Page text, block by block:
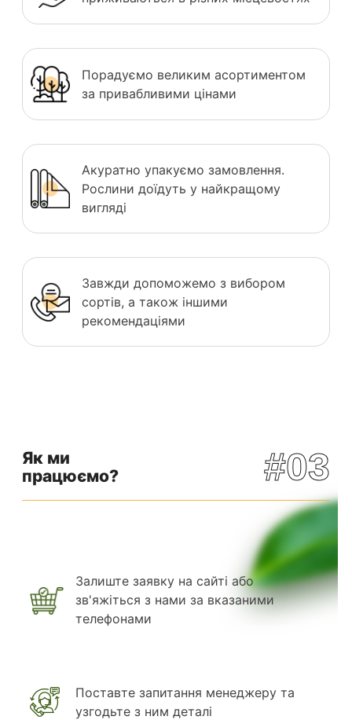
Порадуємо великим асортиментом
за привабливими цінами
Акуратно упакуємо замовлення.
Рослини доїдуть у найкращому
вигляді
Завжди допоможемо з вибором
сортів, а також іншими
рекомендаціями
Як ми
працюємо?
#03
Залиште заявку на сайті або
зв'яжіться з нами за вказаними
телефонами
Поставте запитання менеджеру та
узгодьте з ним деталі